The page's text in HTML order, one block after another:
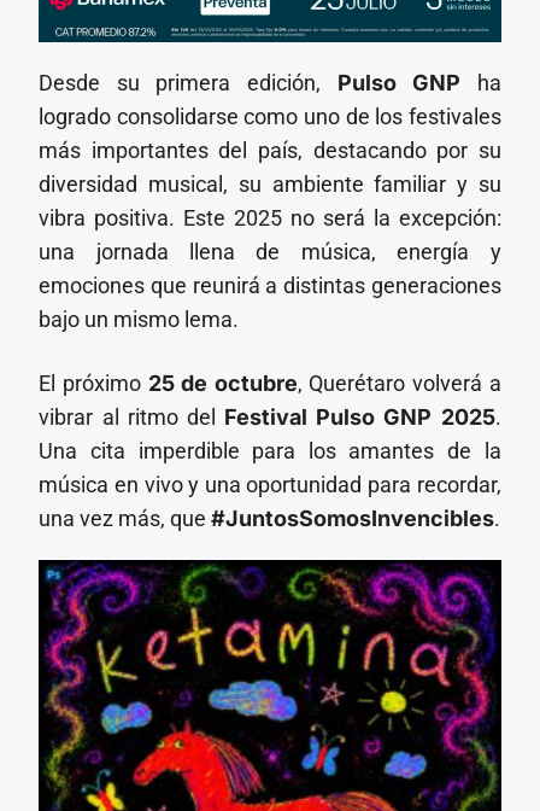
Desde su primera edición, Pulso GNP ha
logrado consolidarse como uno de los festivales
más importantes del país, destacando por su
diversidad musical, su ambiente familiar y su
vibra positiva. Este 2025 no será la excepción:
una jornada llena de música, energía y
emociones que reunirá a distintas generaciones
bajo un mismo lema.
El próximo 25 de octubre, Querétaro volverá a
vibrar al ritmo del Festival Pulso GNP 2025.
Una cita imperdible para los amantes de la
música en vivo y una oportunidad para recordar,
una vez más, que#JuntosSomosInvencibles.